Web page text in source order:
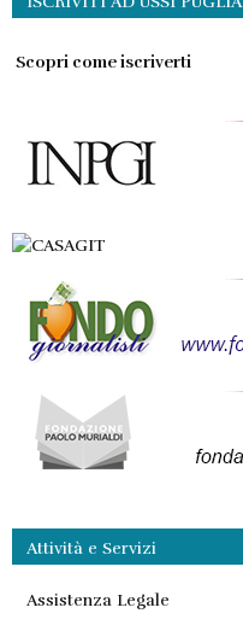
Scopri come iscriverti
Attività e Servizi
Assistenza Legale